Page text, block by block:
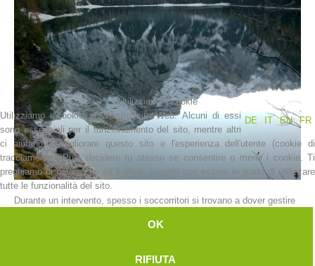
La storia
Durante un intervento, spesso i soccorritori si trovano a dover gestire
che possono essere di varia natura, sia fisici che mentali.
svolgano la loro attività come degli automi dimenticando le situazioni
Utilizziamo i cookie
DE
IT EN FR
Utilizziamo i cookie sul nostro sito Web. Alcuni di essi
sono essenziali per il funzionamento del sito, mentre altri
ci aiutano a migliorare questo sito e l'esperienza dell'utente (cookie di
tracciamento). Puoi decidere tu stesso se consentire o meno i cookie. Ti
preghiamo di notare che se li rifiuti, potresti non essere in grado di utilizzare
tutte le funzionalità del sito.
OK
RIFIUTA